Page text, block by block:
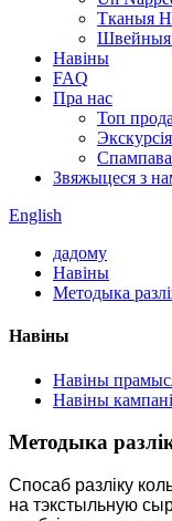
Тканыя
Швейныя
Навіны
FAQ
Пра нас
Топ
Звяжыцеся з
English
дадому
Навіны
Методыка
Навіны
Навіны
Навіны
Методыка
Спосаб разліку
на тэкстыльную